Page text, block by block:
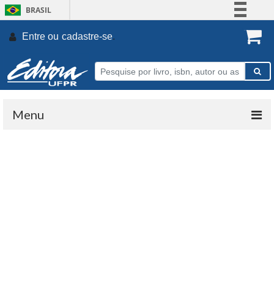
BRASIL
Participe
Entre ou cadastre-se.
Menu